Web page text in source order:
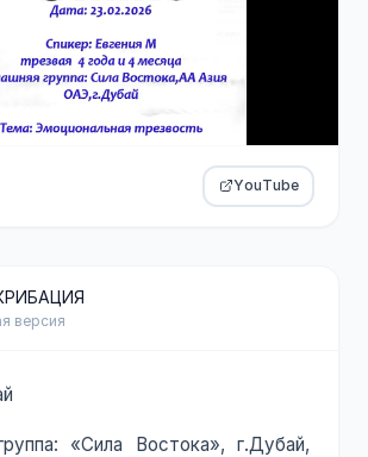
YouTube
версия
г. Дубай
«Сила Востока», г.Дубай,